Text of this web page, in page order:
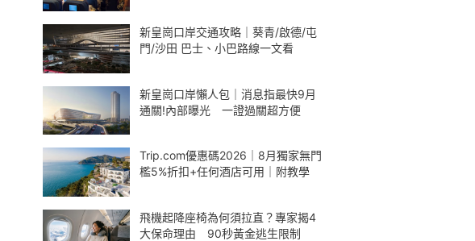
新皇崗口岸交通攻略｜葵青/啟德/屯
門/沙田 巴士、小巴路線一文看
新皇崗口岸懶人包｜消息指最快9月
通關!內部曝光 一證過關超方便
Trip.com優惠碼2026｜8月獨家無門
檻5%折扣+任何酒店可用｜附教學
飛機起降座椅為何須拉直？專家揭4
大保命理由 90秒黃金逃生限制